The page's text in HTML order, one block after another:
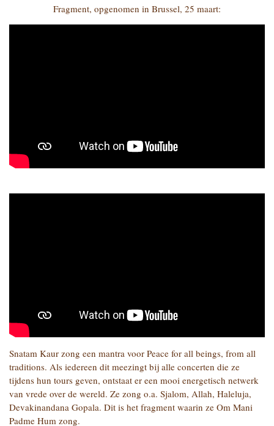
Fragment, opgenomen in Brussel, 25 maart:
Snatam Kaur zong een mantra voor Peace for all beings, from all
traditions. Als iedereen dit meezingt bij alle concerten die ze
tijdens hun tours geven, ontstaat er een mooi energetisch netwerk
van vrede over de wereld. Ze zong o.a. Sjalom, Allah, Haleluja,
Devakinandana Gopala. Dit is het fragment waarin ze Om Mani
Padme Hum zong.